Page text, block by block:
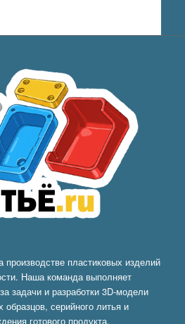
пластиковых изделий
Наша команда выполняет
задачи и разработки 3D-модели
образцов, серийного литья и
готового продукта.